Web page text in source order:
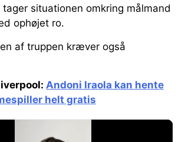
situationen omkring målmand
ophøjet ro.
af truppen kræver også
Andoni Iraola kan hente
helt gratis